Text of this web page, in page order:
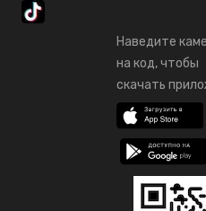
Наведите
на код, чтобы
скачать